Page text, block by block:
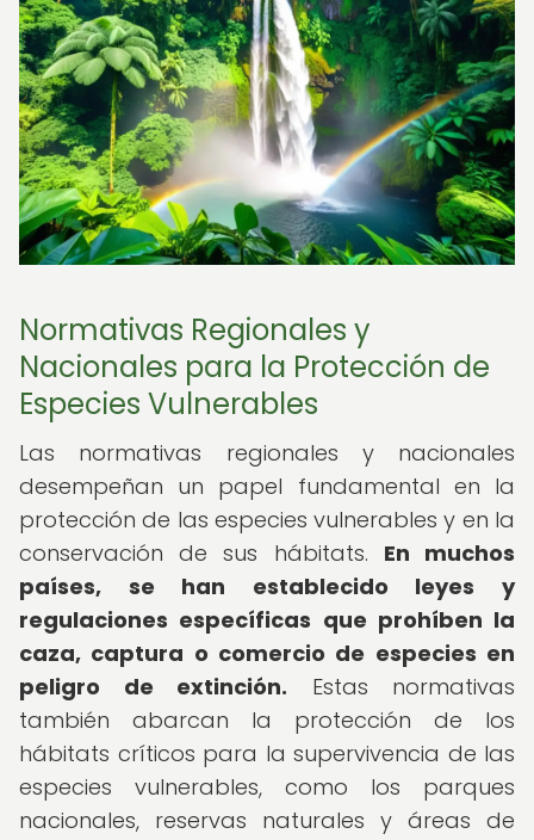
Normativas Regionales y
Nacionales para la Protección de
Especies Vulnerables
Las normativas regionales y nacionales
desempeñan un papel fundamental en la
protección de las especies vulnerables y en la
conservación de sus hábitats. En muchos
países, se han establecido leyes y
regulaciones específicas que prohíben la
caza, captura o comercio de especies en
peligro de extinción. Estas normativas
también abarcan la protección de los
hábitats críticos para la supervivencia de las
especies vulnerables, como los parques
nacionales, reservas naturales y áreas de